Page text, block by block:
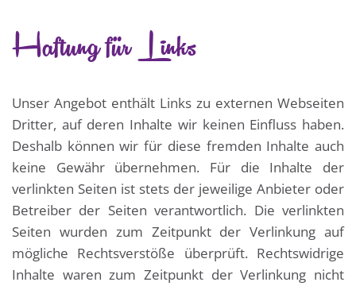
Haftung für Links
Unser Angebot enthält Links zu externen Webseiten
Dritter, auf deren Inhalte wir keinen Einfluss haben.
Deshalb können wir für diese fremden Inhalte auch
keine Gewähr übernehmen. Für die Inhalte der
verlinkten Seiten ist stets der jeweilige Anbieter oder
Betreiber der Seiten verantwortlich. Die verlinkten
Seiten wurden zum Zeitpunkt der Verlinkung auf
mögliche Rechtsverstöße überprüft. Rechtswidrige
Inhalte waren zum Zeitpunkt der Verlinkung nicht